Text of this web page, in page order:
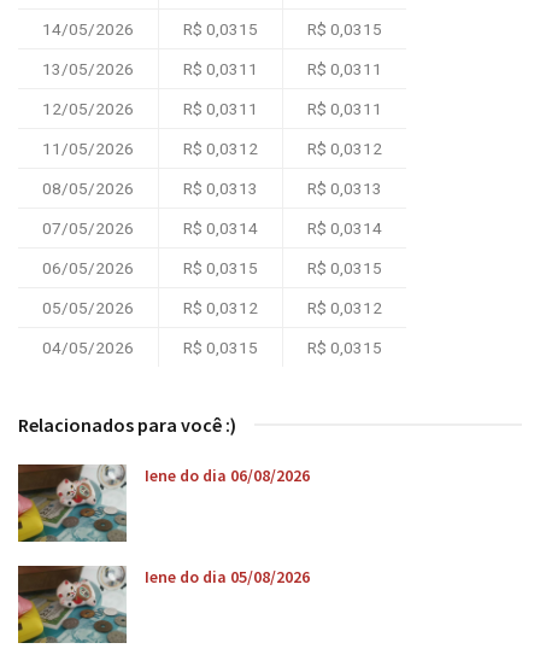
14/05/2026 R$ 0,0315 R$ 0,0315
13/05/2026 R$ 0,0311 R$ 0,0311
12/05/2026 R$ 0,0311 R$ 0,0311
11/05/2026 R$ 0,0312 R$ 0,0312
08/05/2026 R$ 0,0313 R$ 0,0313
07/05/2026 R$ 0,0314 R$ 0,0314
06/05/2026 R$ 0,0315 R$ 0,0315
05/05/2026 R$ 0,0312 R$ 0,0312
04/05/2026 R$ 0,0315 R$ 0,0315
Relacionados para você :)
Iene do dia 06/08/2026
Iene do dia 05/08/2026